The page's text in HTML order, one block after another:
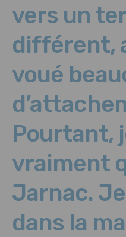
vers un
différent,
voué
Pourtant,
vraiment
Jarnac.
dans la